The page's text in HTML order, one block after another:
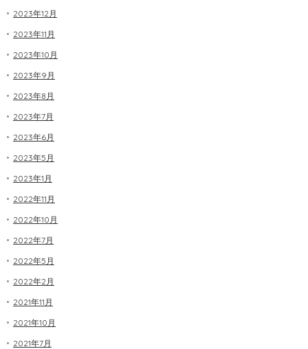
2023年12月
2023年11月
2023年10月
2023年9月
2023年8月
2023年7月
2023年6月
2023年5月
2023年1月
2022年11月
2022年10月
2022年7月
2022年5月
2022年2月
2021年11月
2021年10月
2021年7月